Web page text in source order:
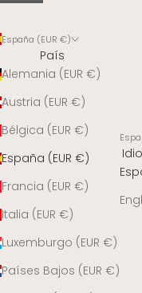
España (EUR €)
País
Alemania (EUR €)
Austria (EUR €)
Bélgica (EUR €)
España (EUR €)
Francia (EUR €)
Italia (EUR €)
Luxemburgo (EUR €)
Países Bajos (EUR €)